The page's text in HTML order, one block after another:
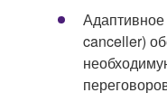
canceller)